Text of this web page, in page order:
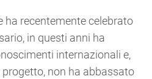
ha recentemente celebrato
in questi anni ha
internazionali e,
non ha abbassato